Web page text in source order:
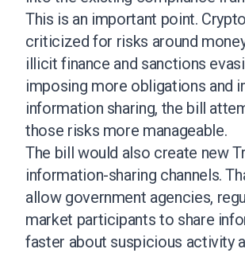
This is an important point.
criticized for risks around
illicit finance and sanctions
imposing more obligations and
information sharing, the bill
those risks more manageable.
The bill would also create new
information-sharing channels.
allow government agencies,
market participants to share
faster about suspicious activity